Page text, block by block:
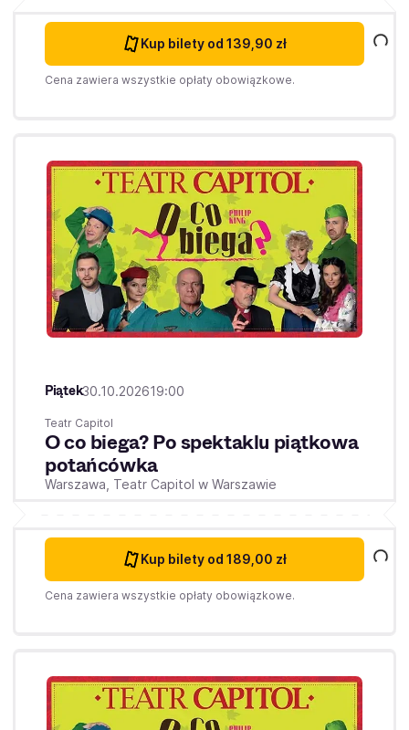
Kup bilety od 139,90 zł
Cena zawiera wszystkie opłaty obowiązkowe.
Piątek30.10.202619:00
Teatr Capitol
O co biega? Po spektaklu piątkowa
potańcówka
Warszawa, Teatr Capitol w Warszawie
Kup bilety od 189,00 zł
Cena zawiera wszystkie opłaty obowiązkowe.